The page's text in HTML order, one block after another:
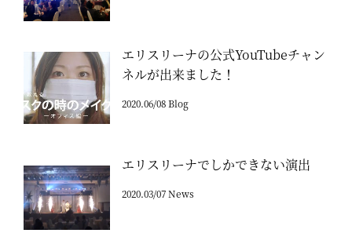
エリスリーナの公式YouTubeチャン
ネルが出来ました！
2020.06/08 Blog
エリスリーナでしかできない演出
2020.03/07 News